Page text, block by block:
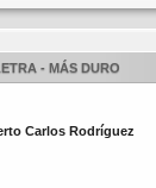
- MÁS DURO
Carlos Rodríguez